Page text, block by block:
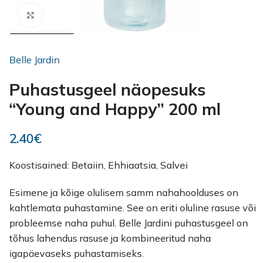
Belle Jardin
Puhastusgeel näopesuks
“Young and Happy” 200 ml
2.40€
Koostisained: Betaiin, Ehhiaatsia, Salvei
Esimene ja kõige olulisem samm nahahoolduses on
kahtlemata puhastamine. See on eriti oluline rasuse või
probleemse naha puhul. Belle Jardini puhastusgeel on
tõhus lahendus rasuse ja kombineeritud naha
igapäevaseks puhastamiseks.